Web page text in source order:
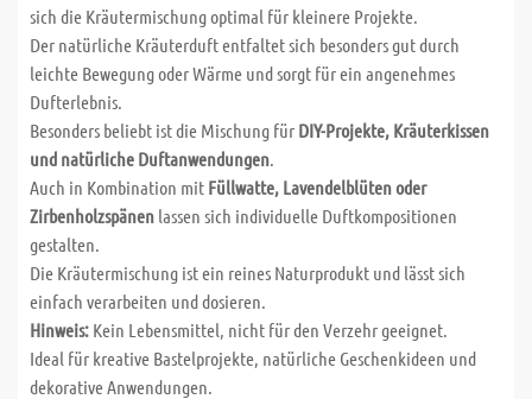
sich die Kräutermischung optimal für kleinere Projekte.
Der natürliche Kräuterduft entfaltet sich besonders gut durch
leichte Bewegung oder Wärme und sorgt für ein angenehmes
Dufterlebnis.
Besonders beliebt ist die Mischung für DIY-Projekte, Kräuterkissen
und natürliche Duftanwendungen.
Auch in Kombination mit Füllwatte, Lavendelblüten oder
Zirbenholzspänen lassen sich individuelle Duftkompositionen
gestalten.
Die Kräutermischung ist ein reines Naturprodukt und lässt sich
einfach verarbeiten und dosieren.
Hinweis: Kein Lebensmittel, nicht für den Verzehr geeignet.
Ideal für kreative Bastelprojekte, natürliche Geschenkideen und
dekorative Anwendungen.